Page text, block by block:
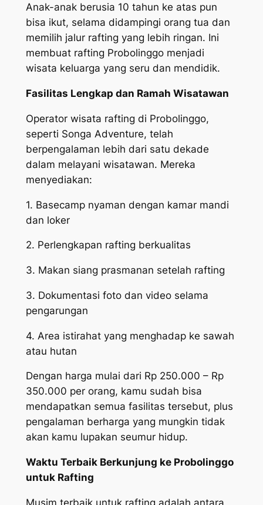
Anak-anak berusia 10 tahun ke atas pun
bisa ikut, selama didampingi orang tua dan
memilih jalur rafting yang lebih ringan. Ini
membuat rafting Probolinggo menjadi
wisata keluarga yang seru dan mendidik.
Fasilitas Lengkap dan Ramah Wisatawan
Operator wisata rafting di Probolinggo,
seperti Songa Adventure, telah
berpengalaman lebih dari satu dekade
dalam melayani wisatawan. Mereka
menyediakan:
1. Basecamp nyaman dengan kamar mandi
dan loker
2. Perlengkapan rafting berkualitas
3. Makan siang prasmanan setelah rafting
3. Dokumentasi foto dan video selama
pengarungan
4. Area istirahat yang menghadap ke sawah
atau hutan
Dengan harga mulai dari Rp 250.000 – Rp
350.000 per orang, kamu sudah bisa
mendapatkan semua fasilitas tersebut, plus
pengalaman berharga yang mungkin tidak
akan kamu lupakan seumur hidup.
Waktu Terbaik Berkunjung ke Probolinggo
untuk Rafting